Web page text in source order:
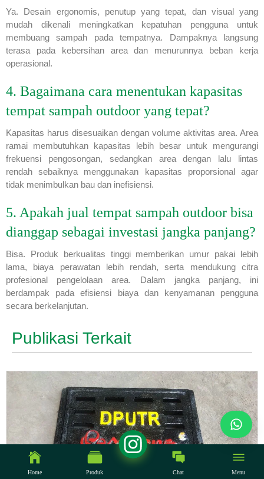
Ya. Desain ergonomis, penutup yang tepat, dan visual yang
mudah dikenali meningkatkan kepatuhan pengguna untuk
membuang sampah pada tempatnya. Dampaknya langsung
terasa pada kebersihan area dan menurunnya beban kerja
operasional.
4. Bagaimana cara menentukan kapasitas
tempat sampah outdoor yang tepat?
Kapasitas harus disesuaikan dengan volume aktivitas area. Area
ramai membutuhkan kapasitas lebih besar untuk mengurangi
frekuensi pengosongan, sedangkan area dengan lalu lintas
rendah sebaiknya menggunakan kapasitas proporsional agar
tidak menimbulkan bau dan inefisiensi.
5. Apakah jual tempat sampah outdoor bisa
dianggap sebagai investasi jangka panjang?
Bisa. Produk berkualitas tinggi memberikan umur pakai lebih
lama, biaya perawatan lebih rendah, serta mendukung citra
profesional pengelolaan area. Dalam jangka panjang, ini
berdampak pada efisiensi biaya dan kenyamanan pengguna
secara berkelanjutan.
Publikasi Terkait
Home Produk Chat Menu